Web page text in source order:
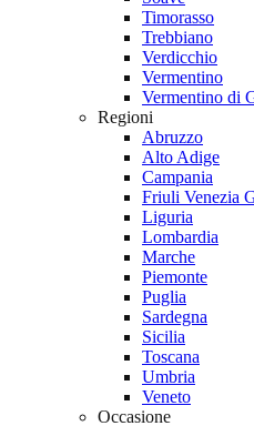
Timorasso
Trebbiano
Verdicchio
Vermentino
Vermentino di
Regioni
Abruzzo
Alto Adige
Campania
Friuli Venezia
Liguria
Lombardia
Marche
Piemonte
Puglia
Sardegna
Sicilia
Toscana
Umbria
Veneto
Occasione